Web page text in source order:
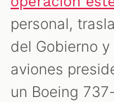
personal,
del Gobierno
aviones
un Boeing